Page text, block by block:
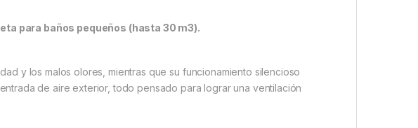
para baños pequeños (hasta 30 m3).
y los malos olores, mientras que su funcionamiento silencioso
de aire exterior, todo pensado para lograr una ventilación